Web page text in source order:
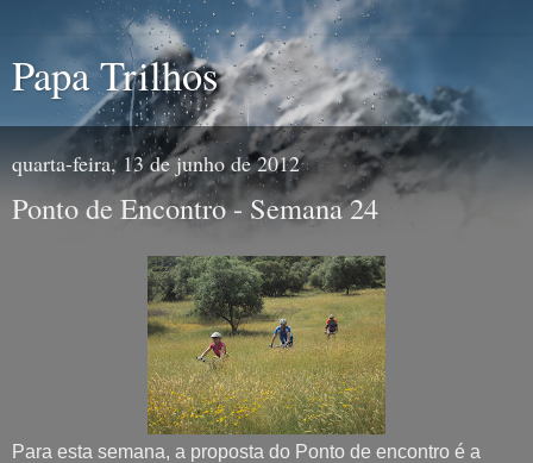
Papa Trilhos
quarta-feira, 13 de junho de 2012
Ponto de Encontro - Semana 24
Para esta semana, a proposta do Ponto de encontro é a